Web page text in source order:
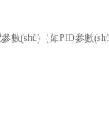
數(shù)（如PID參數